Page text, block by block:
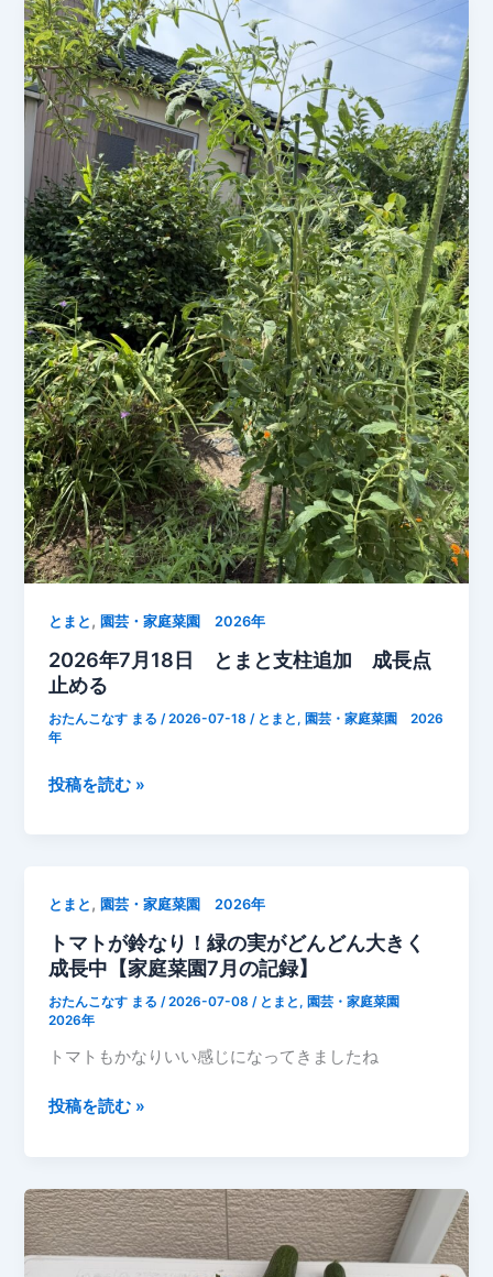
今
朝
の
収
穫！
オ
ク
ラ
3
本
と
完
熟
ト
マ
ト
を
収
穫
し
ま
し
【2026
年
7
月】
とまと ,園芸・家庭菜園 2026年
2026年7月18日 とまと支柱追加 成長点
止める
おたんこなす まる /2026-07-18 / とまと , 園芸・家庭菜園 2026
年
2026
日
と
ま
と
支
柱
加
止
め
る
投稿を読む »
とまと ,園芸・家庭菜園 2026年
トマトが鈴なり！緑の実がどんどん大きく
成長中【家庭菜園7月の記録】
おたんこなす まる /2026-07-08 / とまと , 園芸・家庭菜園
2026年
トマトもかなりいい感じになってきましたね
ト
が
鈴
な
投稿を読む »